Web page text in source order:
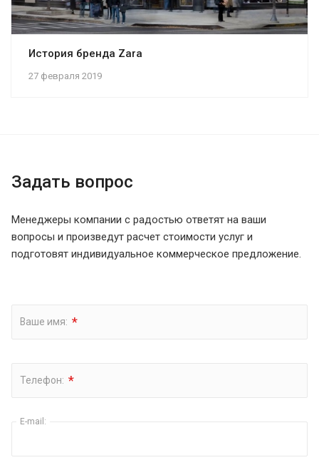
27 февраля 2019
История бренда Zara
Задать вопрос
Менеджеры компании с радостью ответят на ваши
вопросы и произведут расчет стоимости услуг и
подготовят индивидуальное коммерческое предложение.
Ваше имя: *
Телефон: *
E-mail: